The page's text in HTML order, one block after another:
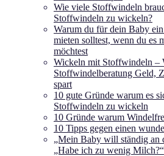
Wie viele Stoffwindeln
Stoffwindeln zu wickeln?
Warum du für dein Baby
mieten solltest, wenn du es
möchtest
Wickeln mit Stoffwindeln –
Stoffwindelberatung Geld,
spart
10 gute Gründe warum es
Stoffwindeln zu wickeln
10 Gründe warum
10 Tipps gegen einen
„Mein Baby will ständig an
„Habe ich zu wenig Milch?“